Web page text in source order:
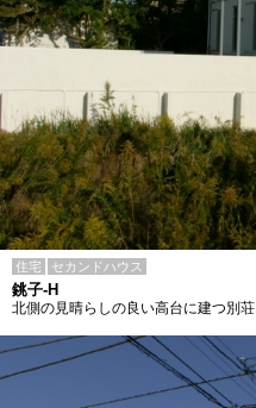
住宅 セカンドハウス
銚子-H
北側の見晴らしの良い高台に建つ別荘